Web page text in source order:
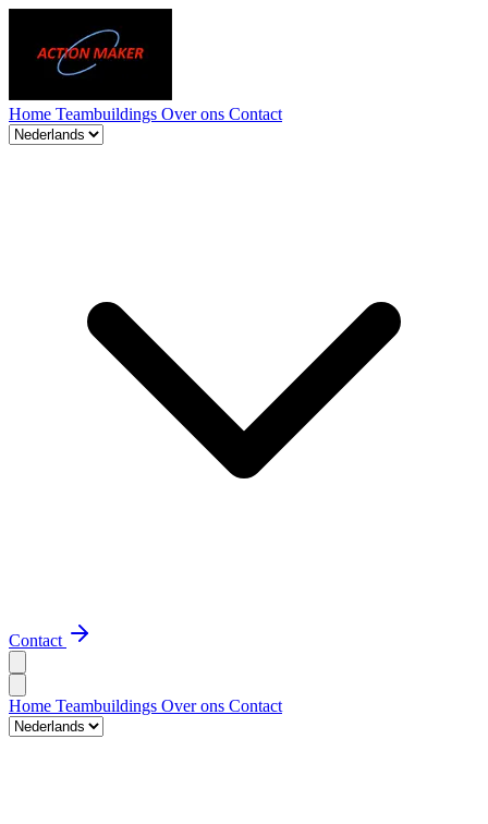
Home Teambuildings Over ons Contact
Contact
Home Teambuildings Over ons Contact